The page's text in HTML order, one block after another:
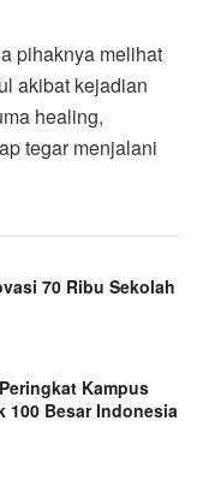
pihaknya melihat
akibat kejadian
healing,
tegar menjalani
70 Ribu Sekolah
Kampus
100 Besar Indonesia